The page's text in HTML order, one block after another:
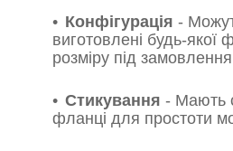
Конфігурація -
виготовлені будь-якої
розміру під замовлення
Стикування - Мають
фланці для простоти